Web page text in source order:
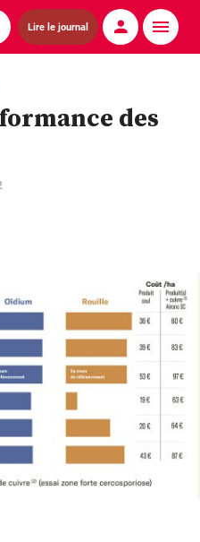
Lire le journal
des